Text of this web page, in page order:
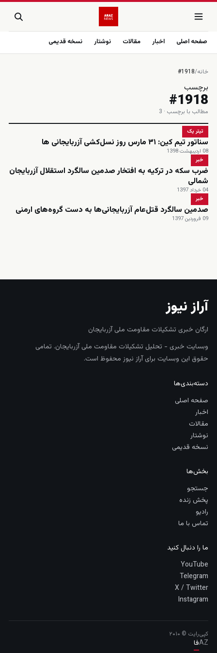
صفحه اصلی اخبار مقالات نوشتار نسخه قدیمی
خانه/
#1918
برچسب
#1918
مطالب با برچسب · 3
تیتر یک
سناتور تیم کین: ۳۱ مارس روز نسل‌کشی آزربایجانی ها
08 اردیبهشت 1398
خبر
ضرب سکه در ترکیه به افتخار صدمین سالگرد استقلال آزربایجان
شمالی
04 خرداد 1397
خبر
صدمین سالگرد قتل‌عام آزربایجانی‌ها به دست گروه‌های ارمنی
09 فروردین 1397
آراز نیوز
ارگان خبری تشکیلات مقاومت ملی آزربایجان
وبسایت خبری - تحلیل تشکیلات مقاومت ملی آزربایجان. تمامی
حقوق این وبسایت برای آراز نیوز محفوظ است.
دسته‌بندی‌ها
صفحه اصلی
اخبار
مقالات
نوشتار
نسخه قدیمی
بخش‌ها
جستجو
پخش زنده
رادیو
تماس با ما
ما را دنبال کنید
YouTube
Telegram
X / Twitter
Instagram
کپی‌رایت © ۲۰۱۰
AZفا